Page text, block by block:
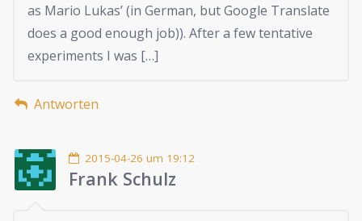
as Mario Lukas’ (in German, but Google Translate
does a good enough job)). After a few tentative
experiments I was […]
Antworten
2015-04-26 um 19:12
Frank Schulz